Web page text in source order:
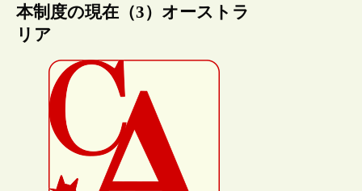
本制度の現在（3）オーストラ
リア